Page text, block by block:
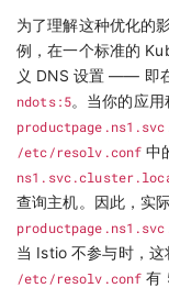
为了理解这种优化的
例，在一个标准的
义 DNS 设置 —— 即
ndots:5。当你的应用
/etc/resolv.conf 中
查询主机。因此，实
当 Istio 不参与时，
/etc/resolv.conf 有